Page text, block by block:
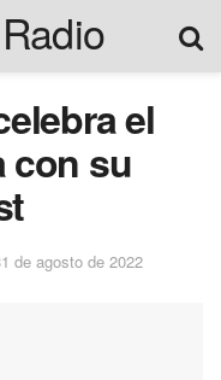
el
con su
de agosto de 2022